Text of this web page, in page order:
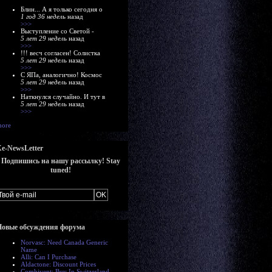
Блин... А я только сегодня о
1 год 36 недель назад
>>>
Выступление со Светой -
5 лет 29 недель назад
>>>
!!! весч согласен! Солистка
5 лет 29 недель назад
>>>
С ЯПа, аналогично! Космос
5 лет 29 недель назад
>>>
Наткнулся случайно. И тут в
5 лет 29 недель назад
>>>
NewsLetter
Подпишись на нашу рассылку! Stay
tuned!
обсуждения форума
Norvasc: Need Canada Generic
Name
Alli: Can I Purchase
Aldactone: Discount Prices